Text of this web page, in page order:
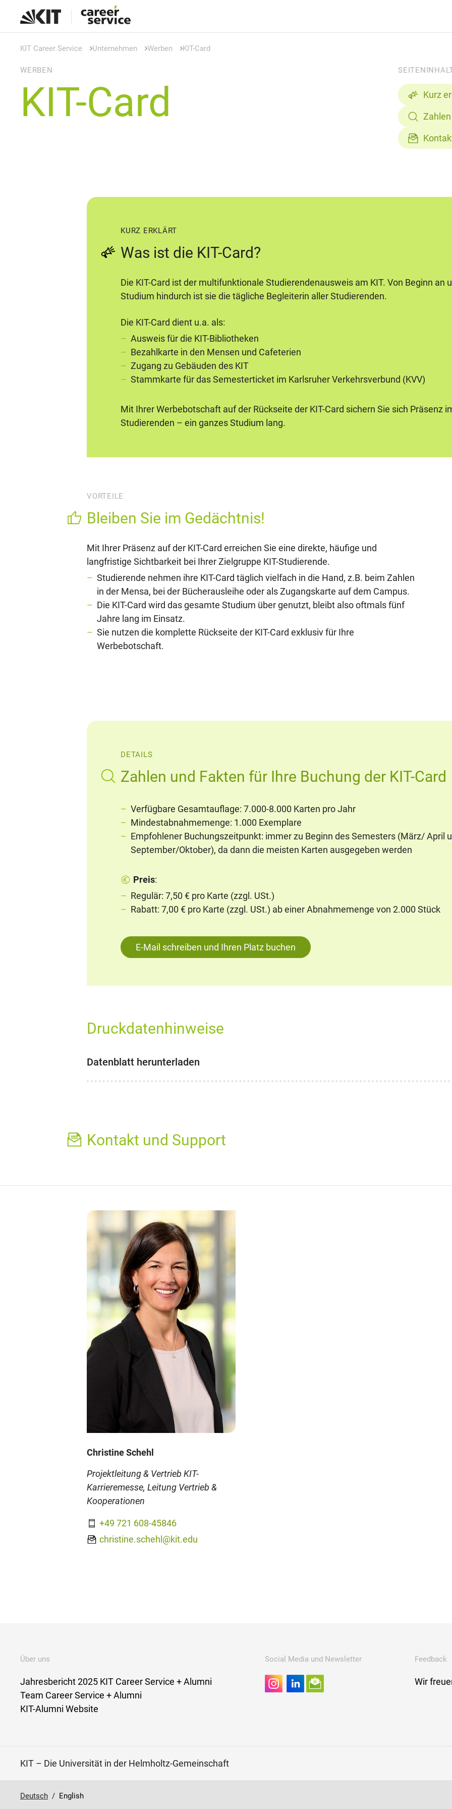
KIT Career Service Unternehmen Werben KIT-Card
WERBEN
KIT-Card Kurz
KURZ ERKLÄRT
Was ist die KIT-Card?
Die KIT-Card ist der multifunktionale Studierendenausweis am KIT. Von Beginn an
Studium hindurch ist sie die tägliche Begleiterin aller Studierenden.
Die KIT-Card dient u.a. als:
Ausweis für die KIT-Bibliotheken
Bezahlkarte in den Mensen und Cafeterien
Zugang zu Gebäuden des KIT
Stammkarte für das Semesterticket im Karlsruher Verkehrsverbund (KVV)
Mit Ihrer Werbebotschaft auf der Rückseite der KIT-Card sichern Sie sich Präsenz
Studierenden – ein ganzes Studium lang.
VORTEILE
Bleiben Sie im Gedächtnis!
Mit Ihrer Präsenz auf der KIT-Card erreichen Sie eine direkte, häufige und
langfristige Sichtbarkeit bei Ihrer Zielgruppe KIT-Studierende.
Studierende nehmen ihre KIT-Card täglich vielfach in die Hand, z.B. beim Zahlen
in der Mensa, bei der Bücherausleihe oder als Zugangskarte auf dem Campus.
Die KIT-Card wird das gesamte Studium über genutzt, bleibt also oftmals fünf
Jahre lang im Einsatz.
Sie nutzen die komplette Rückseite der KIT-Card exklusiv für Ihre
Werbebotschaft.
DETAILS
Zahlen und Fakten für Ihre Buchung der KIT-Card
Verfügbare Gesamtauflage: 7.000-8.000 Karten pro Jahr
Mindestabnahmemenge: 1.000 Exemplare
Empfohlener Buchungszeitpunkt: immer zu Beginn des Semesters (März/ April
September/Oktober), da dann die meisten Karten ausgegeben werden
Preis:
Regulär: 7,50 € pro Karte (zzgl. USt.)
Rabatt: 7,00 € pro Karte (zzgl. USt.) ab einer Abnahmemenge von 2.000 Stück
E-Mail schreiben und Ihren Platz buchen
Druckdatenhinweise
Datenblatt herunterladen
Kontakt und Support
Christine Schehl
Projektleitung & Vertrieb KIT-
Karrieremesse, Leitung Vertrieb &
Kooperationen
+49 721 608-45846
christine.schehl@kit.edu
Über uns
Jahresbericht 2025 KIT Career Service + Alumni
Team Career Service + Alumni
KIT-Alumni Website
Social Media und Newsletter Feedback
Wir
KIT – Die Universität in der Helmholtz-Gemeinschaft
Deutsch / English